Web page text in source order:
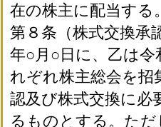
在の株主に配当する。
第８条（株式交換
年○月○日に、乙は令
れぞれ株主総会を招
認及び株式交換に必
るものとする。た